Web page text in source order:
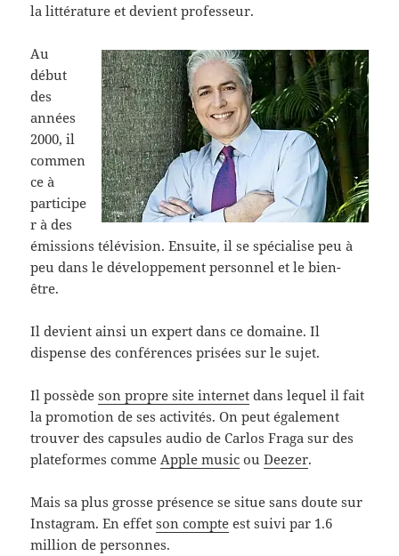
la littérature et devient professeur.
Au
début
des
années
2000, il
commen
ce à
participe
r à des
émissions télévision. Ensuite, il se spécialise peu à
peu dans le développement personnel et le bien-
être.
Il devient ainsi un expert dans ce domaine. Il
dispense des conférences prisées sur le sujet.
Il possèdeson propre site internet dans lequel il fait
la promotion de ses activités. On peut également
trouver des capsules audio de Carlos Fraga sur des
plateformes commeApple music ouDeezer.
Mais sa plus grosse présence se situe sans doute sur
Instagram. En effetson compte est suivi par 1.6
million de personnes.